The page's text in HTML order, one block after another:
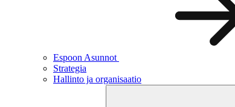
Espoon Asunnot
Strategia
Hallinto ja organisaatio